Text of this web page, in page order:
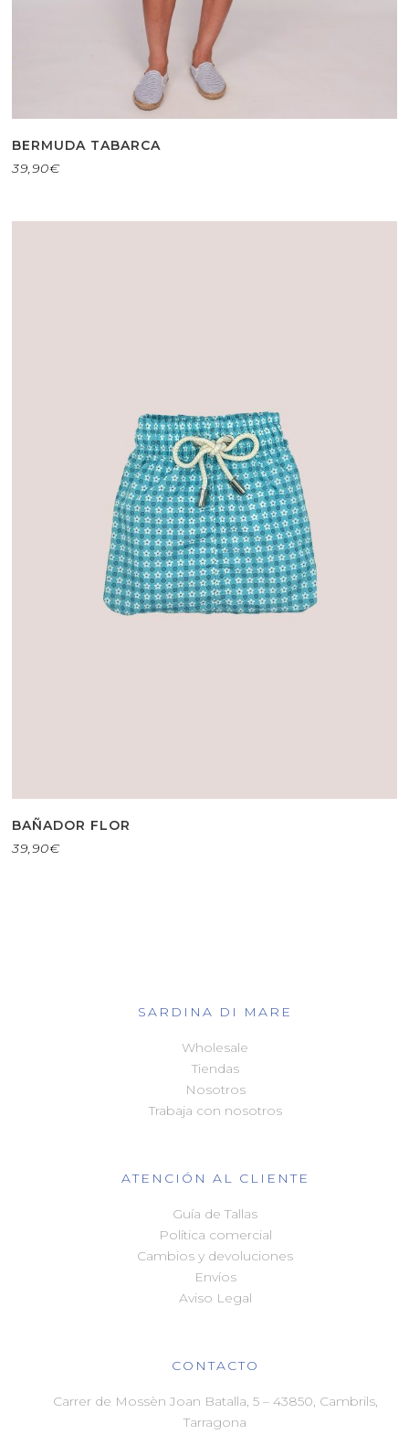
BERMUDA TABARCA
39,90€
BAÑADOR FLOR
39,90€
SARDINA DI MARE
Wholesale
Tiendas
Nosotros
Trabaja con nosotros
ATENCIÓN AL CLIENTE
Guía de Tallas
Política comercial
Cambios y devoluciones
Envíos
Aviso Legal
CONTACTO
Carrer de Mossèn Joan Batalla, 5 – 43850, Cambrils,
Tarragona